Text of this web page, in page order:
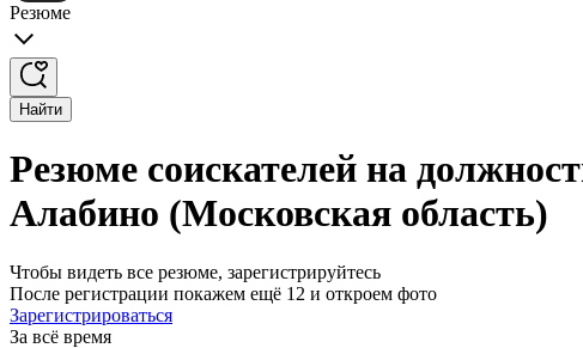
Резюме
Найти
Резюме соискателей на
Алабино (Московская область)
Чтобы видеть все резюме, зарегистрируйтесь
После регистрации покажем ещё 12 и откроем фото
Зарегистрироваться
За всё время